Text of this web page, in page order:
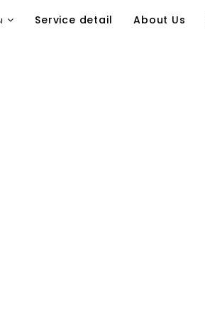
Service detail About Us